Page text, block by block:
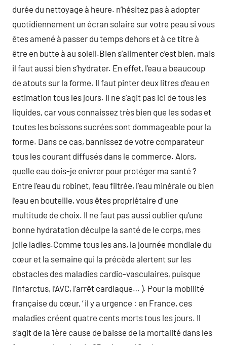
durée du nettoyage à heure. n’hésitez pas à adopter
quotidiennement un écran solaire sur votre peau si vous
êtes amené à passer du temps dehors et à ce titre à
être en butte à au soleil.Bien s’alimenter c’est bien, mais
il faut aussi bien s’hydrater. En effet, l’eau a beaucoup
de atouts sur la forme. Il faut pinter deux litres d’eau en
estimation tous les jours. Il ne s’agit pas ici de tous les
liquides, car vous connaissez très bien que les sodas et
toutes les boissons sucrées sont dommageable pour la
forme. Dans ce cas, bannissez de votre comparateur
tous les courant diffusés dans le commerce. Alors,
quelle eau dois-je enivrer pour protéger ma santé ?
Entre l’eau du robinet, l’eau filtrée, l’eau minérale ou bien
l’eau en bouteille, vous êtes propriétaire d’ une
multitude de choix. Il ne faut pas aussi oublier qu’une
bonne hydratation déculpe la santé de le corps, mes
jolie ladies.Comme tous les ans, la journée mondiale du
cœur et la semaine qui la précède alertent sur les
obstacles des maladies cardio-vasculaires, puisque
l’infarctus, l’AVC, l’arrêt cardiaque… ). Pour la mobilité
française du cœur, ‘ il y a urgence : en France, ces
maladies créent quatre cents morts tous les jours. Il
s’agit de la 1ère cause de baisse de la mortalité dans les